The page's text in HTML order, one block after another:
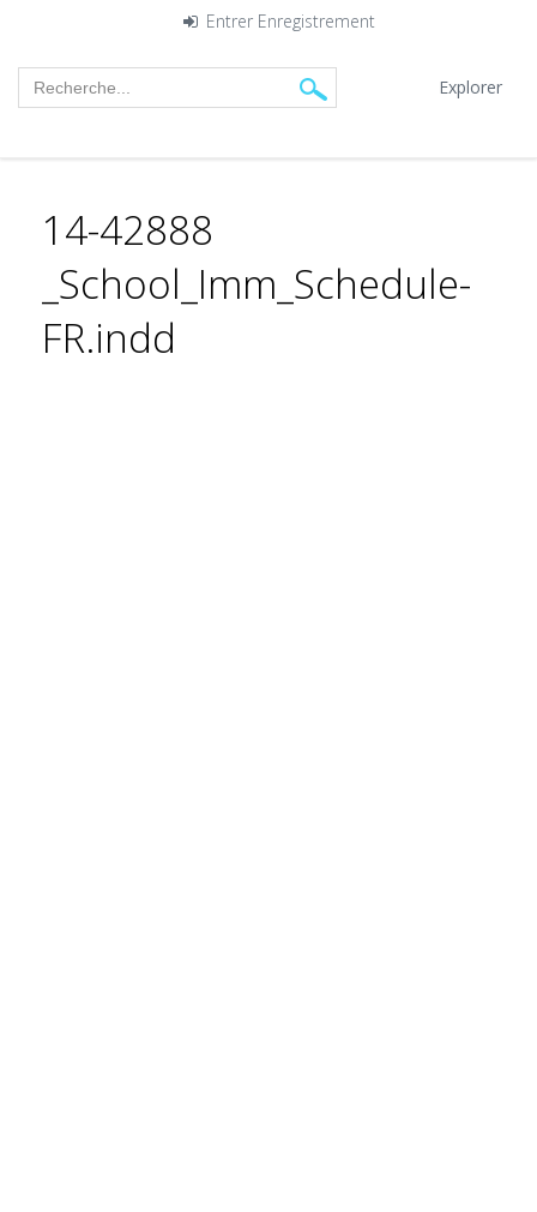
Entrer Enregistrement
Explorer
14-42888
_School_Imm_Schedule-
FR.indd